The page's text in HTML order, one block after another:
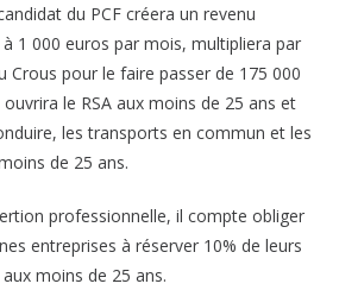
du PCF créera un revenu
1 000 euros par mois, multipliera par
Crous pour le faire passer de 175 000
le RSA aux moins de 25 ans et
les transports en commun et les
de 25 ans.
professionnelle, il compte obliger
entreprises à réserver 10% de leurs
moins de 25 ans.